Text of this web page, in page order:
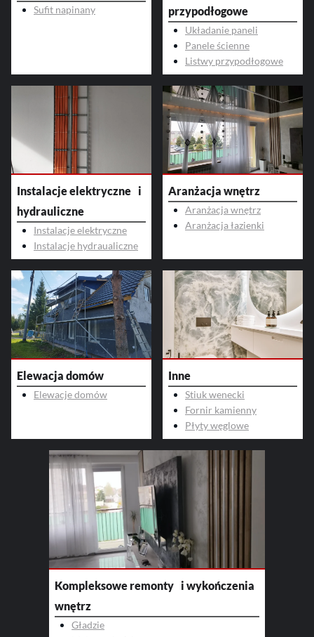
Sufit napinany
przypodłogowe
Układanie paneli
Panele ścienne
Listwy przypodłogowe
Instalacje elektryczne i
hydrauliczne
Instalacje elektryczne
Instalacje hydraualiczne
Kompleksowe remonty i wykończenia
wnętrz
Gładzie
Aranżacja wnętrz
Aranżacja wnętrz
Aranżacja łazienki
Elewacja domów
Elewacje domów
Inne
Stiuk wenecki
Fornir kamienny
Płyty węglowe